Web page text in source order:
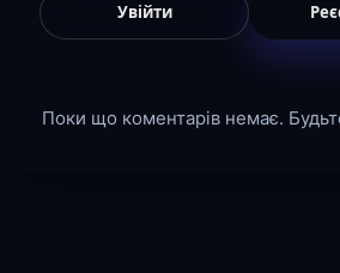
Увійти
Поки що коментарів немає.